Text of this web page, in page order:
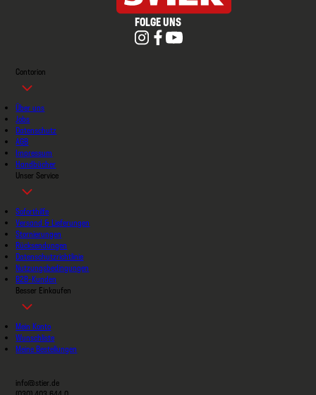
FOLGE UNS
Contorion
Über uns
Jobs
Datenschutz
AGB
Impressum
Handbücher
Unser Service
Soforthilfe
Versand & Lieferungen
Stornierungen
Rücksendungen
Datenschutzrichtlinie
Nutzungsbedingungen
B2B-Kunden
Besser Einkaufen
Mein Konto
Wunschliste
Meine Bestellungen
info@stier.de